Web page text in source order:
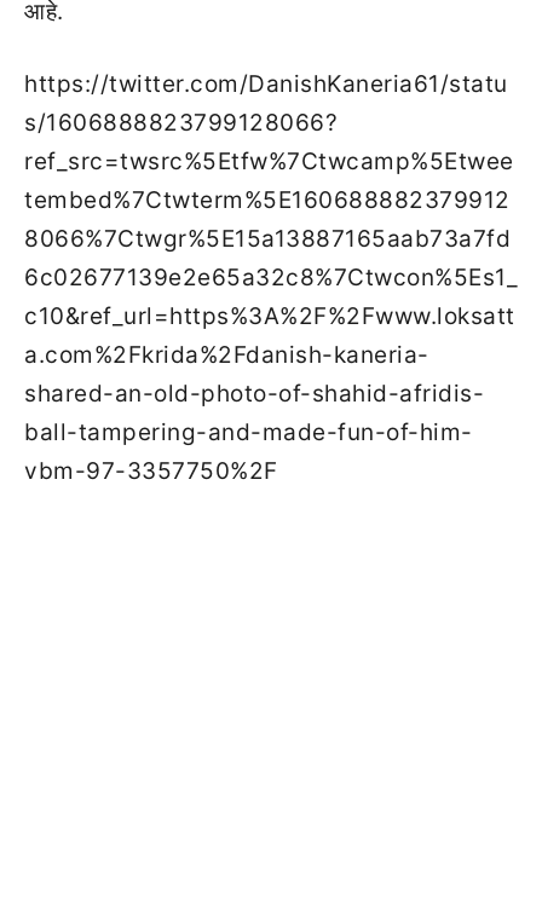
आहे.
https://twitter.com/DanishKaneria61/statu
s/1606888823799128066?
ref_src=twsrc%5Etfw%7Ctwcamp%5Etwee
tembed%7Ctwterm%5E160688882379912
8066%7Ctwgr%5E15a13887165aab73a7fd
6c02677139e2e65a32c8%7Ctwcon%5Es1_
c10&ref_url=https%3A%2F%2Fwww.loksatt
a.com%2Fkrida%2Fdanish-kaneria-
shared-an-old-photo-of-shahid-afridis-
ball-tampering-and-made-fun-of-him-
vbm-97-3357750%2F